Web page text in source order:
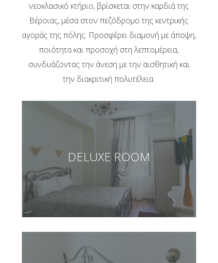
νεοκλασικό κτήριο, βρίσκεται στην καρδιά της
Βέροιας, μέσα στον πεζόδρομο της κεντρικής
αγοράς της πόλης. Προσφέρει διαμονή με άποψη,
ποιότητα και προσοχή στη λεπτομέρεια,
συνδυάζοντας την άνεση με την αισθητική και
την διακριτική πολυτέλεια.
DELUXE ROOM